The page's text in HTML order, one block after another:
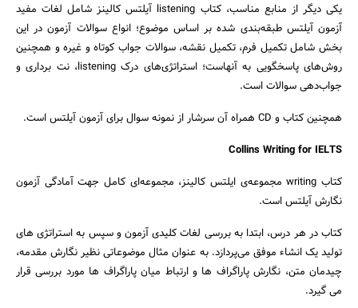
یکی دیگر از منابع مناسب، کتاب listening آیلتس کالینز شامل لغات مفید
آزمون آیلتس طبقه‌بندی شده بر اساس موضوع؛ انواع سوالات آزمون در این
بخش شامل تکمیل فرم، تکمیل نقشه، سوالات جواب کوتاه و غیره و همچنین
روش‌های پاسخگویی به آنهاست؛ استراتژی‌های درک listening، نت برداری و
جواب‌دهی سوالات است.
همچنین کتاب و CD همراه آن سرشار از نمونه سوال برای آزمون آیلتس است.
Collins Writing for IELTS
کتاب writing مجموعه‌ی ایلتس کالینز، مجموعه‌ای کامل جهت آمادگی آزمون
نگارش آیلتس است.
کتاب در هر درس، ابتدا به بررسی لغات کلیدی آزمون و سپس به استراتژی های
تولید یک انشاء موفق می‌پردازد. به عنوان مثال موضوعاتی نظیر نگارش مقدمه،
چیدمان متن، نگارش پاراگراف ها و ارتباط میان پاراگراف ها مورد بررسی قرار
می گیرد.